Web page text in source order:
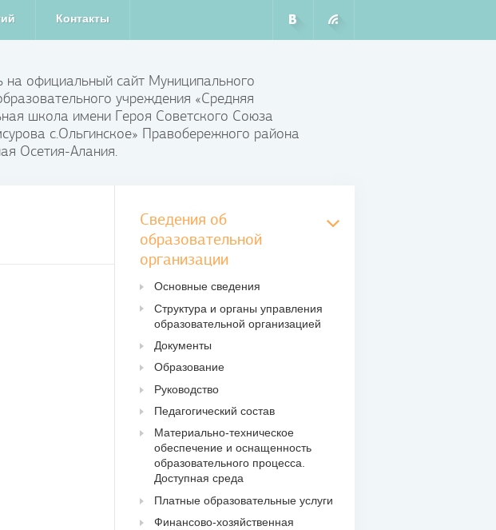
Контакты
официальный сайт Муниципального
учреждения «Средняя
школа имени Героя Советского Союза
с.Ольгинское» Правобережного района
Осетия-Алания.
Сведения об
образовательной
организации
Основные сведения
Структура и органы управления
образовательной организацией
Документы
Образование
Руководство
Педагогический состав
Материально-техническое
обеспечение и оснащенность
образовательного процесса.
Доступная среда
Платные образовательные услуги
Финансово-хозяйственная